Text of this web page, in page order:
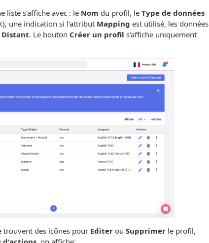
liste s'affiche avec : le Nom du profil, le Type de données
une indication si l'attribut Mapping est utilisé, les données
Distant. Le bouton Créer un profil s'affiche uniquement
trouvent des icônes pour Editerou Supprimerle profil,